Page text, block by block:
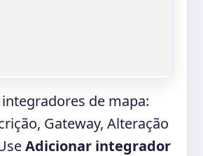
de mapa:
Gateway, Alteração
Adicionar integrador